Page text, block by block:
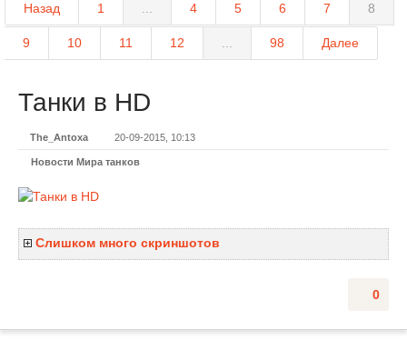
Назад 1 4 5 6 7 8
9 10 11 12 98 Далее
Танки в HD
The_Antoxa 20-09-2015, 10:13
Новости Мира танков
Слишком много скриншотов
0